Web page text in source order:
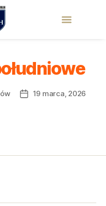
19 marca, 2026